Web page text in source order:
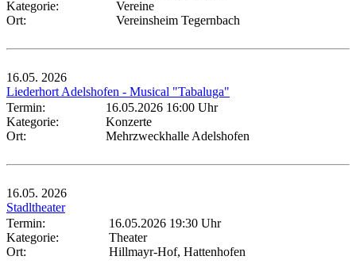
Kategorie:
Vereine
Ort:
Vereinsheim Tegernbach
16.05. 2026
Liederhort Adelshofen - Musical "Tabaluga"
Termin:
16.05.2026 16:00 Uhr
Kategorie:
Konzerte
Ort:
Mehrzweckhalle Adelshofen
16.05. 2026
Stadltheater
Termin:
16.05.2026 19:30 Uhr
Kategorie:
Theater
Ort:
Hillmayr-Hof, Hattenhofen